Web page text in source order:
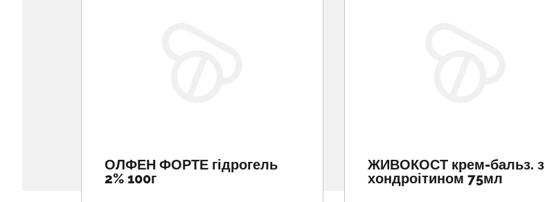
ОЛФЕН ФОРТЕ гідрогель
2% 100г
ЖИВОКОСТ крем-бальз. з
хондроітином 75мл